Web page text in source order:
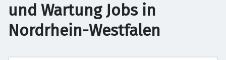
und Wartung Jobs in
Nordrhein-Westfalen